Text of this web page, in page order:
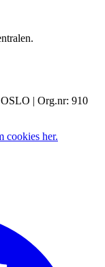
| Org.nr: 910
cookies her.